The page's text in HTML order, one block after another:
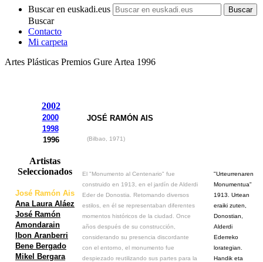
Buscar en euskadi.eus
Buscar
Contacto
Mi carpeta
Artes Plásticas Premios Gure Artea 1996
2002
2000
1998
1996
Artistas
Seleccionados
José Ramón Ais
Ana Laura Aláez
José Ramón
Amondarain
Ibon Aranberri
Bene Bergado
Mikel Bergara
JOSÉ RAMÓN AIS
(Bilbao, 1971)
El "Monumento al Centenario" fue
construido en 1913, en el jardín de Alderdi
Eder de Donostia. Retomando diversos
estilos, en él se representaban diferentes
momentos históricos de la ciudad. Once
años después de su construcción,
considerando su presencia discordante
con el entorno, el monumento fue
despiezado reutilizando sus partes para la
"Urteurrenaren
Monumentua"
1913. Urtean
eraiki zuten,
Donostian,
Alderdi
Ederreko
lorategian.
Handik eta